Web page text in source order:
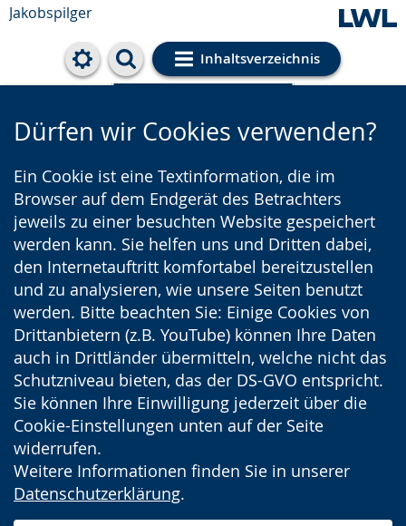
Jakobspilger
Inhaltsverzeichnis
Cookie-Einstellungen
Dürfen wir Cookies verwenden?
Ein Cookie ist eine Textinformation, die im
Browser auf dem Endgerät des Betrachters
jeweils zu einer besuchten Website gespeichert
werden kann. Sie helfen uns und Dritten dabei,
den Internetauftritt komfortabel bereitzustellen
und zu analysieren, wie unsere Seiten benutzt
werden. Bitte beachten Sie: Einige Cookies von
Drittanbietern (z.B. YouTube) können Ihre Daten
auch in Drittländer übermitteln, welche nicht das
Schutzniveau bieten, das der DS-GVO entspricht.
Sie können Ihre Einwilligung jederzeit über die
Cookie-Einstellungen unten auf der Seite
widerrufen.
Weitere Informationen finden Sie in unserer
Datenschutzerklärung.